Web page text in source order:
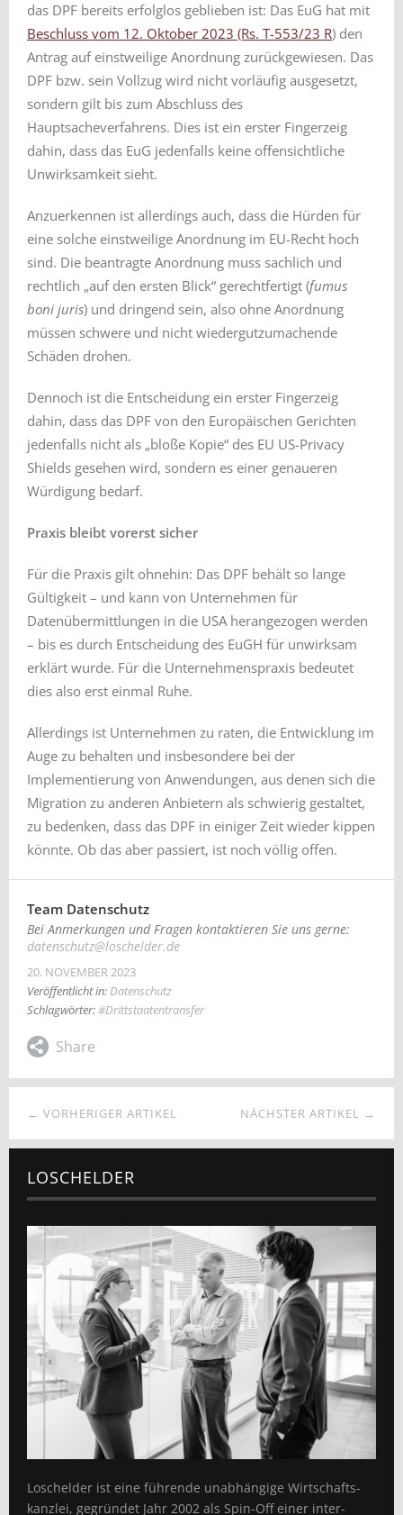
das DPF bereits erfolglos geblieben ist: Das EuG hat mit
Beschluss vom 12. Oktober 2023 (Rs. T-553/23 R) den
Antrag auf einstweilige Anordnung zurückgewiesen. Das
DPF bzw. sein Vollzug wird nicht vorläufig ausgesetzt,
sondern gilt bis zum Abschluss des
Hauptsacheverfahrens. Dies ist ein erster Fingerzeig
dahin, dass das EuG jedenfalls keine offensichtliche
Unwirksamkeit sieht.
Anzuerkennen ist allerdings auch, dass die Hürden für
eine solche einstweilige Anordnung im EU-Recht hoch
sind. Die beantragte Anordnung muss sachlich und
rechtlich „auf den ersten Blick“ gerechtfertigt (fumus
boni juris) und dringend sein, also ohne Anordnung
müssen schwere und nicht wiedergutzumachende
Schäden drohen.
Dennoch ist die Entscheidung ein erster Fingerzeig
dahin, dass das DPF von den Europäischen Gerichten
jedenfalls nicht als „bloße Kopie“ des EU US-Privacy
Shields gesehen wird, sondern es einer genaueren
Würdigung bedarf.
Praxis bleibt vorerst sicher
Für die Praxis gilt ohnehin: Das DPF behält so lange
Gültigkeit – und kann von Unternehmen für
Datenübermittlungen in die USA herangezogen werden
– bis es durch Entscheidung des EuGH für unwirksam
erklärt wurde. Für die Unternehmenspraxis bedeutet
dies also erst einmal Ruhe.
Allerdings ist Unternehmen zu raten, die Entwicklung im
Auge zu behalten und insbesondere bei der
Implementierung von Anwendungen, aus denen sich die
Migration zu anderen Anbietern als schwierig gestaltet,
zu bedenken, dass das DPF in einiger Zeit wieder kippen
könnte. Ob das aber passiert, ist noch völlig offen.
Team Datenschutz
Bei Anmerkungen und Fragen kontaktieren Sie uns gerne:
datenschutz@loschelder.de
20. NOVEMBER 2023
Veröffentlicht in:Datenschutz
Schlagwörter:#Drittstaatentransfer
NÄCHSTER ARTIKEL →
← VORHERIGER ARTIKEL
LOSCHELDER
Loschelder ist eine führende unabhängige Wirtschafts­
kanzlei, gegründet Jahr 2002 als Spin-Off einer inter­